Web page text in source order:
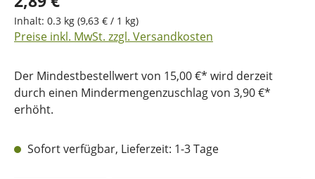
Inhalt: 0.3 kg (9,63 € / 1 kg)
Preise inkl. MwSt. zzgl. Versandkosten
Der Mindestbestellwert von 15,00 €* wird derzeit
durch einen Mindermengenzuschlag von 3,90 €*
erhöht.
Sofort verfügbar, Lieferzeit: 1-3 Tage